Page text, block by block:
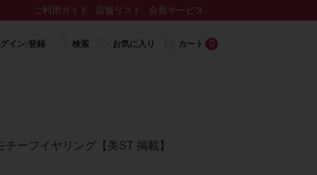
ご利用ガイド 店舗リスト 会員サービス
イン/登録 検索 お気に入り カート 0
ーフイヤリング【美ST 掲載】